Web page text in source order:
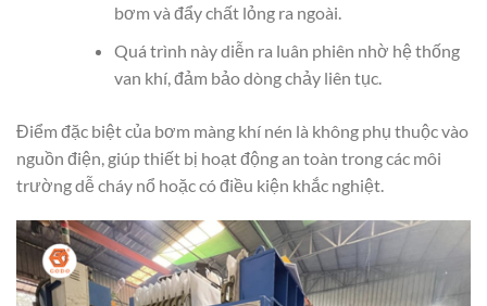
bơm và đẩy chất lỏng ra ngoài.
Quá trình này diễn ra luân phiên nhờ hệ thống
van khí, đảm bảo dòng chảy liên tục.
Điểm đặc biệt của bơm màng khí nén là không phụ thuộc vào
nguồn điện, giúp thiết bị hoạt động an toàn trong các môi
trường dễ cháy nổ hoặc có điều kiện khắc nghiệt.